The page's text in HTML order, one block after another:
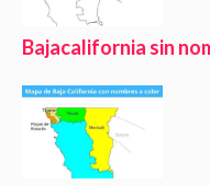
Bajacalifornia sin